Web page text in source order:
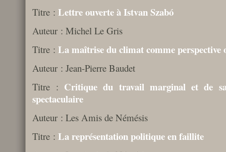
Titre : Lettre ouverte à Istvan Szabó
Auteur : Michel Le Gris
Titre : La maîtrise du climat comme perspective
Auteur : Jean-Pierre Baudet
Titre : Critique du travail marginal et de sa
spectaculaire
Auteur : Les Amis de Némésis
Titre : La représentation politique en faillite